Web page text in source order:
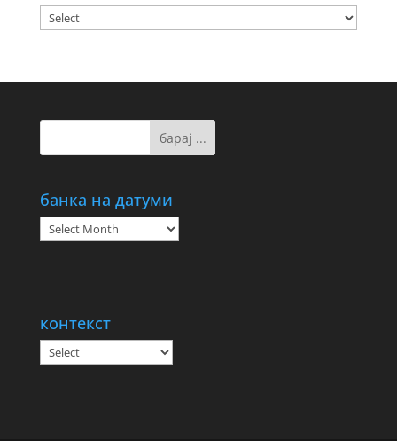
банка на датуми
банка
на
контекст